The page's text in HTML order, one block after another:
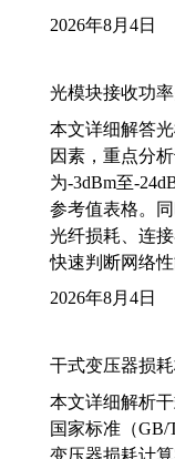
2026年8月4日
光模块接收功
本文详细解答
因素，重点分
为-3dBm至-
参考值表格。
光纤损耗、连
快速判断网络性
2026年8月4日
干式变压器损
本文详细解析
国家标准（GB/
变压器损耗计